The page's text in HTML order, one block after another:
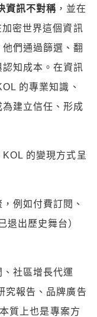
資訊不對稱，並在
加密世界這個資訊
們通過篩選、翻
知成本。在資訊
的專業知識、
建立信任、形成
的變現方式呈
例如付費訂閱、
出歷史舞台）
社區增長代運
究報告、品牌廣告
質上也是專案方